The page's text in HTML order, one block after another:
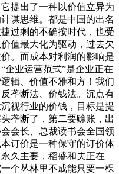
提出了一种以价值立异为
谋思维。都是中国的出名
过剩的不确按时代，也受
值最大化为驱动，过去欠
。而成本对利润的影响是
企业运营范式”是企业正在
辑、价值不雅和方！我们
垄断法、价钱法。沉点有
视行业的价钱，目标是提
垄断了，第二要赊账，出
会长、总裁读书会全国领
订价是一种保守的订价体
久主要，稻盛和夫正在
个丛林里不成能只要一棵